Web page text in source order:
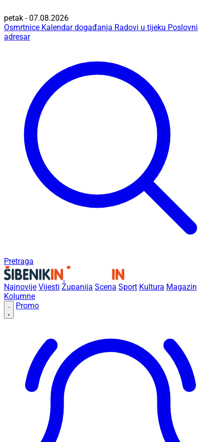
petak - 07.08.2026
Osmrtnice Kalendar događanja Radovi u tijeku Poslovni
adresar
Pretraga
Najnovije Vijesti Županija Scena Sport Kultura Magazin
Kolumne
Promo